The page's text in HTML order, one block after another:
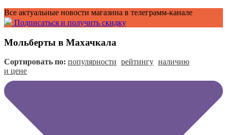
Все актуальные новости магазина в телеграмм-канале
Подписаться и получить скидку
Мольберты в Махачкала
Сортировать по: популярности рейтингу наличию
и цене